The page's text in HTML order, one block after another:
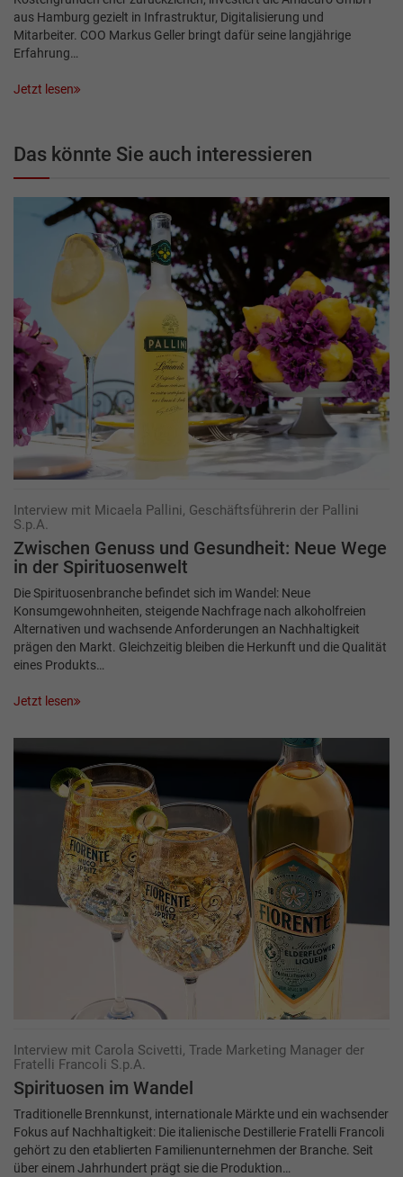
aus Hamburg gezielt in Infrastruktur, Digitalisierung und
Mitarbeiter. COO Markus Geller bringt dafür seine langjährige
Erfahrung…
Jetzt lesen
Das könnte Sie auch interessieren
Interview mit Micaela Pallini, Geschäftsführerin der Pallini
S.p.A.
Zwischen Genuss und Gesundheit: Neue Wege
in der Spirituosenwelt
Die Spirituosenbranche befindet sich im Wandel: Neue
Konsumgewohnheiten, steigende Nachfrage nach alkoholfreien
Alternativen und wachsende Anforderungen an Nachhaltigkeit
prägen den Markt. Gleichzeitig bleiben die Herkunft und die Qualität
eines Produkts…
Jetzt lesen
Interview mit Carola Scivetti, Trade Marketing Manager der
Fratelli Francoli S.p.A.
Spirituosen im Wandel
Traditionelle Brennkunst, internationale Märkte und ein wachsender
Fokus auf Nachhaltigkeit: Die italienische Destillerie Fratelli Francoli
gehört zu den etablierten Familienunternehmen der Branche. Seit
über einem Jahrhundert prägt sie die Produktion…